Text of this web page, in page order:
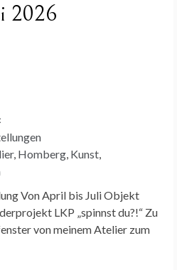
2026
, Homberg, Kunst,
Von April bis Juli Objekt
LKP „spinnst du?!“ Zu
von meinem Atelier zum